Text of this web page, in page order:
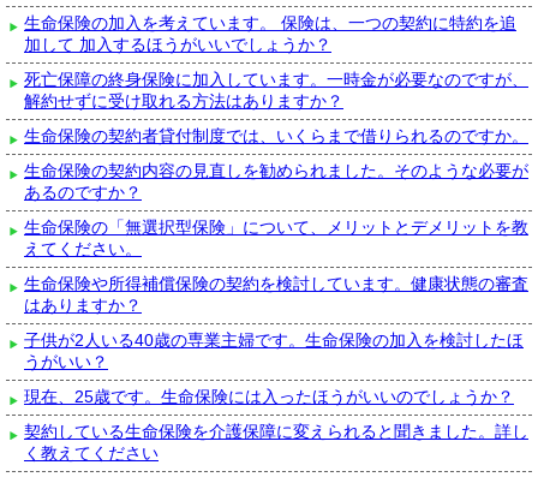
生命保険の加入を考えています。 保険は、一つの契約に特約を追
加して 加入するほうがいいでしょうか？
死亡保障の終身保険に加入しています。一時金が必要なのですが、
解約せずに受け取れる方法はありますか？
生命保険の契約者貸付制度では、いくらまで借りられるのですか。
生命保険の契約内容の見直しを勧められました。そのような必要が
あるのですか？
生命保険の「無選択型保険」について、メリットとデメリットを教
えてください。
生命保険や所得補償保険の契約を検討しています。健康状態の審査
はありますか？
子供が2人いる40歳の専業主婦です。生命保険の加入を検討したほ
うがいい？
現在、25歳です。生命保険には入ったほうがいいのでしょうか？
契約している生命保険を介護保障に変えられると聞きました。詳し
く教えてください